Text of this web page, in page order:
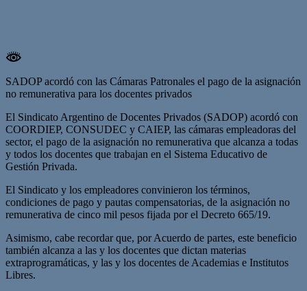
SADOP acordó con las Cámaras Patronales el pago de la asignación
no remunerativa para los docentes privados
El Sindicato Argentino de Docentes Privados (SADOP) acordó con
COORDIEP, CONSUDEC y CAIEP, las cámaras empleadoras del
sector, el pago de la asignación no remunerativa que alcanza a todas
y todos los docentes que trabajan en el Sistema Educativo de
Gestión Privada.
El Sindicato y los empleadores convinieron los términos,
condiciones de pago y pautas compensatorias, de la asignación no
remunerativa de cinco mil pesos fijada por el Decreto 665/19.
Asimismo, cabe recordar que, por Acuerdo de partes, este beneficio
también alcanza a las y los docentes que dictan materias
extraprogramáticas, y las y los docentes de Academias e Institutos
Libres.